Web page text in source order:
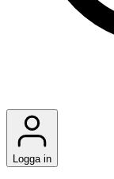
Logga in